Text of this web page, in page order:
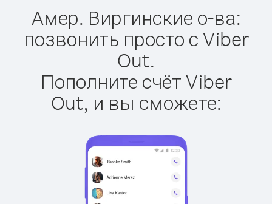
Амер. Виргинские о-ва:
позвонить просто с Viber
Out.
Пополните счёт Viber
Out, и вы сможете: